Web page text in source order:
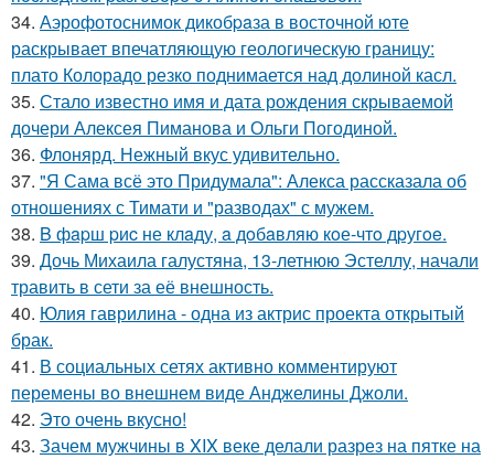
34. Аэрофотоснимок дикобpaза в восточной юте
раскрывает впечатляющую геологическую границу:
плато Колорадо резко поднимается над долиной касл.
35. Стало известно имя и дата рождения скрываемой
дочери Алексея Пиманова и Ольги Погодиной.
36. Флонярд. Нежный вкус удивительно.
37. "Я Сама всё это Придумала": Алекса рассказала об
отношениях с Тимати и "разводах" с мужем.
38. B фapш pиc не клaду, a дoбaвляю кoе-чтo дpугoe.
39. Дочь Михаила галустяна, 13-летнюю Эстеллу, начали
травить в сети за её внешность.
40. Юлия гаврилина - одна из актрис проекта открытый
брак.
41. В социальных сетях активно комментируют
перемены во внешнем виде Анджелины Джоли.
42. Это очень вкусно!
43. Зачем мужчины в XIX веке делали разрез на пятке на